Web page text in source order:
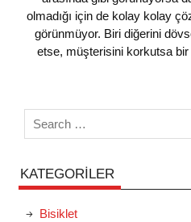
olmadığı için de kolay kolay
görünmüyor. Biri diğerini
etse, müşterisini korkutsa
KATEGORILER
Bisiklet